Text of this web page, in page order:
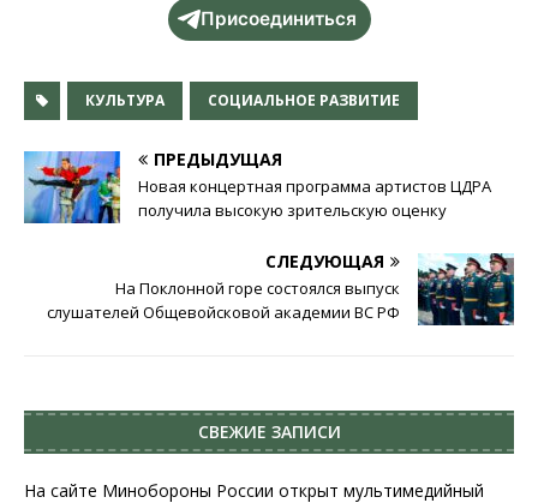
Присоединиться
КУЛЬТУРА СОЦИАЛЬНОЕ РАЗВИТИЕ
ПРЕДЫДУЩАЯ
Новая концертная программа артистов ЦДРА
получила высокую зрительскую оценку
СЛЕДУЮЩАЯ
На Поклонной горе состоялся выпуск
слушателей Общевойсковой академии ВС РФ
СВЕЖИЕ ЗАПИСИ
На сайте Минобороны России открыт мультимедийный